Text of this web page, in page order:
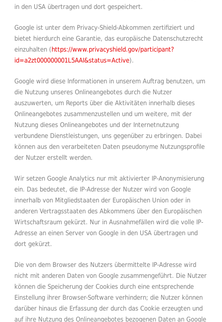
in den USA übertragen und dort gespeichert.
Google ist unter dem Privacy-Shield-Abkommen zertifiziert und
bietet hierdurch eine Garantie, das europäische Datenschutzrecht
einzuhalten (https://www.privacyshield.gov/participant?
id=a2zt000000001L5AAI&status=Active).
Google wird diese Informationen in unserem Auftrag benutzen, um
die Nutzung unseres Onlineangebotes durch die Nutzer
auszuwerten, um Reports über die Aktivitäten innerhalb dieses
Onlineangebotes zusammenzustellen und um weitere, mit der
Nutzung dieses Onlineangebotes und der Internetnutzung
verbundene Dienstleistungen, uns gegenüber zu erbringen. Dabei
können aus den verarbeiteten Daten pseudonyme Nutzungsprofile
der Nutzer erstellt werden.
Wir setzen Google Analytics nur mit aktivierter IP-Anonymisierung
ein. Das bedeutet, die IP-Adresse der Nutzer wird von Google
innerhalb von Mitgliedstaaten der Europäischen Union oder in
anderen Vertragsstaaten des Abkommens über den Europäischen
Wirtschaftsraum gekürzt. Nur in Ausnahmefällen wird die volle IP-
Adresse an einen Server von Google in den USA übertragen und
dort gekürzt.
Die von dem Browser des Nutzers übermittelte IP-Adresse wird
nicht mit anderen Daten von Google zusammengeführt. Die Nutzer
können die Speicherung der Cookies durch eine entsprechende
Einstellung ihrer Browser-Software verhindern; die Nutzer können
darüber hinaus die Erfassung der durch das Cookie erzeugten und
auf ihre Nutzung des Onlineangebotes bezogenen Daten an Google